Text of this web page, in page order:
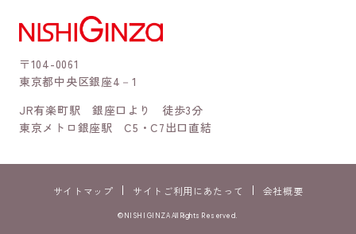
〒104-0061
東京都中央区銀座4－1
JR有楽町駅 銀座口より 徒歩3分
東京メトロ銀座駅 C5・C7出口直結
サイトマップ サイトご利用にあたって 会社概要
©NISHI GINZA All Rights Reserved.